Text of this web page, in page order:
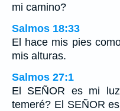
mi camino?
Salmos 18:33
El hace mis pies
mis alturas.
Salmos 27:1
El SEÑOR es mi
temeré? El SEÑOR